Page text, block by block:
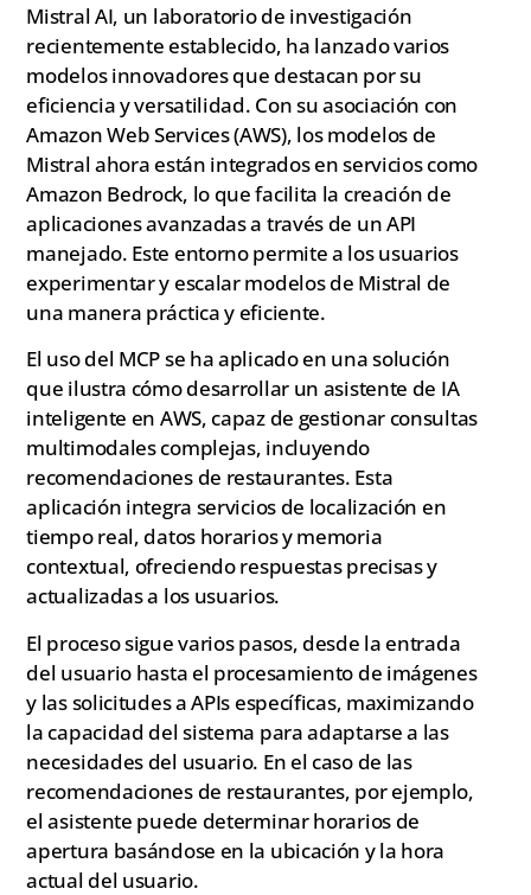
Mistral AI, un laboratorio de investigación
recientemente establecido, ha lanzado varios
modelos innovadores que destacan por su
eficiencia y versatilidad. Con su asociación con
Amazon Web Services (AWS), los modelos de
Mistral ahora están integrados en servicios como
Amazon Bedrock, lo que facilita la creación de
aplicaciones avanzadas a través de un API
manejado. Este entorno permite a los usuarios
experimentar y escalar modelos de Mistral de
una manera práctica y eficiente.
El uso del MCP se ha aplicado en una solución
que ilustra cómo desarrollar un asistente de IA
inteligente en AWS, capaz de gestionar consultas
multimodales complejas, incluyendo
recomendaciones de restaurantes. Esta
aplicación integra servicios de localización en
tiempo real, datos horarios y memoria
contextual, ofreciendo respuestas precisas y
actualizadas a los usuarios.
El proceso sigue varios pasos, desde la entrada
del usuario hasta el procesamiento de imágenes
y las solicitudes a APIs específicas, maximizando
la capacidad del sistema para adaptarse a las
necesidades del usuario. En el caso de las
recomendaciones de restaurantes, por ejemplo,
el asistente puede determinar horarios de
apertura basándose en la ubicación y la hora
actual del usuario.